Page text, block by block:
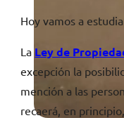
Hoy vamos a
La Ley de
excepción la
mención a las
recaerá, en